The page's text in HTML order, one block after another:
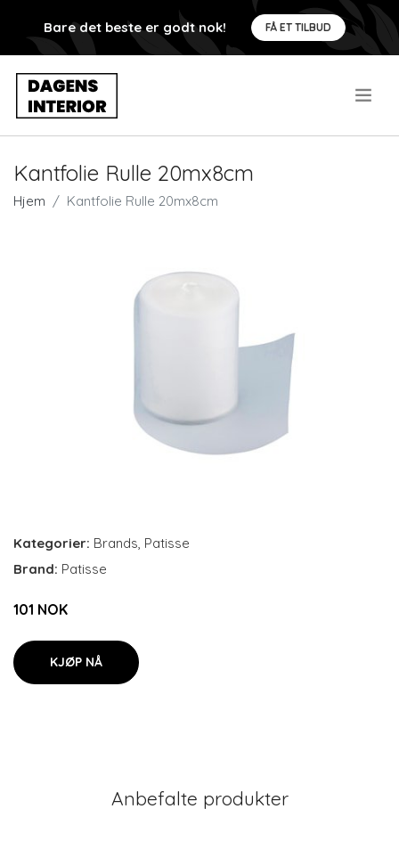
Bare det beste er godt nok! FÅ ET TILBUD
Kantfolie Rulle 20mx8cm
Hjem Kantfolie Rulle 20mx8cm
Kategorier: Brands, Patisse
Brand: Patisse
101 NOK
KJØP NÅ
Anbefalte produkter